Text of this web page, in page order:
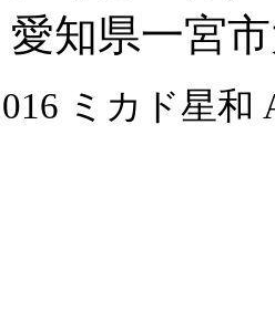
愛知県一宮
ミカド星和